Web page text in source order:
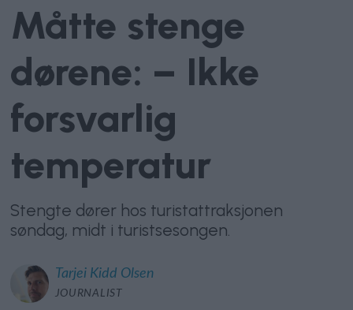
Måtte stenge
dørene: – Ikke
forsvarlig
temperatur
Stengte dører hos turistattraksjonen
søndag, midt i turistsesongen.
Tarjei Kidd Olsen
JOURNALIST